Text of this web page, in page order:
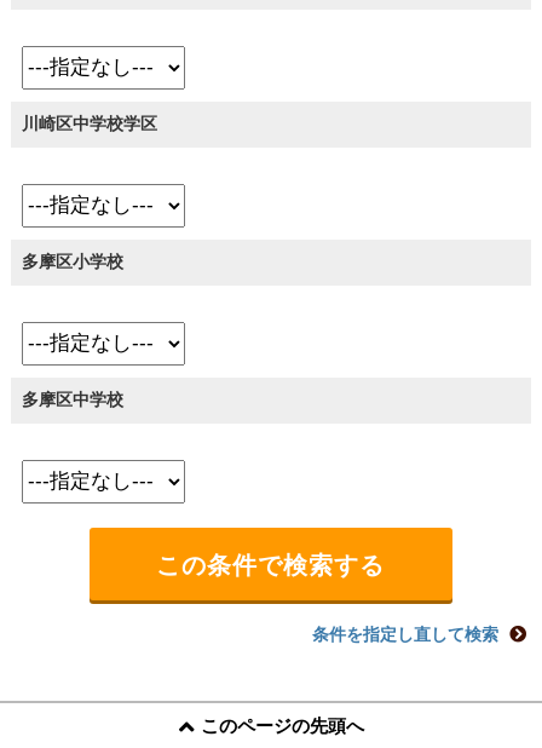
川崎区中学校学区
多摩区小学校
多摩区中学校
条件を指定し直して検索
このページの先頭へ